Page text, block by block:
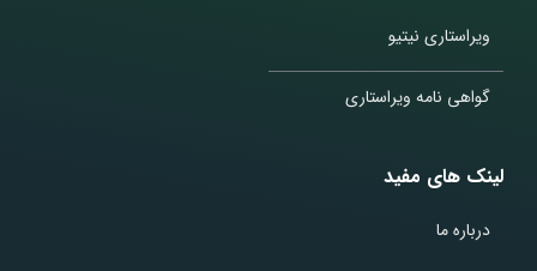
ویراستاری نیتیو
گواهی نامه ویراستاری
لینک های مفید
درباره ما